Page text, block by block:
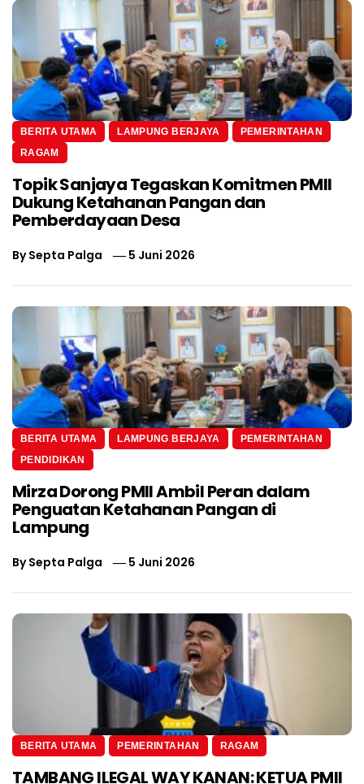
BERITA UTAMA LAMPUNG BERJAYA
PEMERINTAHAN
RAGAM
Topik Sanjaya Tegaskan Komitmen PMII
Dukung Ketahanan Pangan dan
Pemberdayaan Desa
BySepta Palga 5 Juni 2026
BERITA UTAMA LAMPUNG BERJAYA
PEMERINTAHAN
PENDIDIKAN
Mirza Dorong PMII Ambil Peran dalam
Penguatan Ketahanan Pangan di
Lampung
BySepta Palga 5 Juni 2026
BERITA UTAMA PEMERINTAHAN RAGAM
TAMBANG ILEGAL WAY KANAN: KETUA PMII